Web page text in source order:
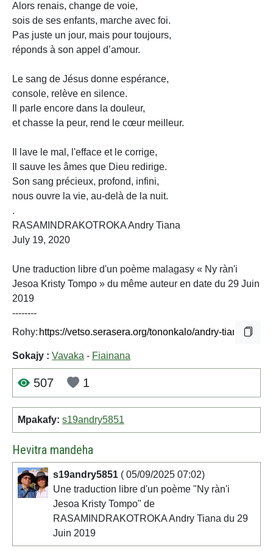
Alors renais, change de voie,
sois de ses enfants, marche avec foi.
Pas juste un jour, mais pour toujours,
réponds à son appel d’amour.
Le sang de Jésus donne espérance,
console, relève en silence.
Il parle encore dans la douleur,
et chasse la peur, rend le cœur meilleur.
Il lave le mal, l'efface et le corrige,
Il sauve les âmes que Dieu redirige.
Son sang précieux, profond, infini,
nous ouvre la vie, au-delà de la nuit.
.
RASAMINDRAKOTROKA Andry Tiana
July 19, 2020
Une traduction libre d'un poème malagasy « Ny ràn'i
Jesoa Kristy Tompo » du même auteur en date du 29 Juin
2019
--------
Rohy:
Sokajy : Vavaka - Fiainana
507 1
Mpakafy: s19andry5851
Hevitra mandeha
s19andry5851 ( 05/09/2025 07:02)
Une traduction libre d'un poème "Ny ràn'i
Jesoa Kristy Tompo" de
RASAMINDRAKOTROKA Andry Tiana du 29
Juin 2019